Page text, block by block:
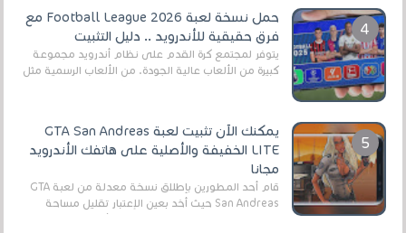
حمل نسخة لعبة Football League 2026 مع
فرق حقيقية للأندرويد .. دليل التثبيت
يتوفر لمجتمع كرة القدم على نظام أندرويد مجموعة
كبيرة من الألعاب عالية الجودة. من الألعاب الرسمية مثل
يمكنك الآن تثبيت لعبة GTA San Andreas
LITE الخفيفة والأصلية على هاتفك الأندرويد
مجانا
قام أحد المطورين بإطلاق نسخة معدلة من لعبة GTA
San Andreas حيث أخد بعين الإعتبار تقليل مساحة